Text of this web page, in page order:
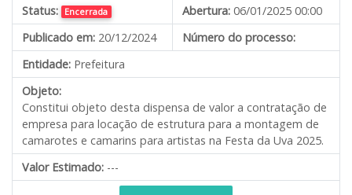
Status: Encerrada Abertura: 06/01/2025 00:00
Publicado em: 20/12/2024
Número do processo:
Entidade: Prefeitura
Objeto:
Constitui objeto desta dispensa de valor a contratação de
empresa para locação de estrutura para a montagem de
camarotes e camarins para artistas na Festa da Uva 2025.
Valor Estimado: ---